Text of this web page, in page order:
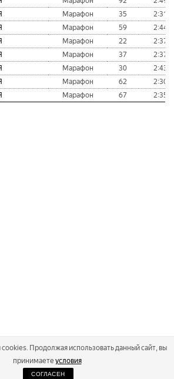
Марафон 35
Марафон 59
Марафон 22
Марафон 37
Марафон 30
Марафон 62
Марафон 67
cookies. Продолжая использовать данный сайт, вы
принимаете условия
СОГЛАСЕН